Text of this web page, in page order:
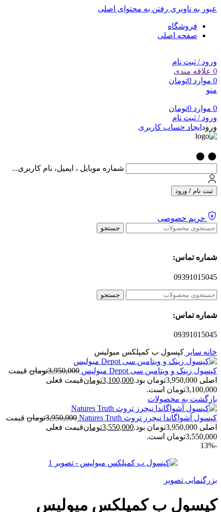
عبور به ناوبری رفتن به محتوای اصلی
فروشگاه
صفحه اصلی
ورود / ثبت نام
0 علاقه مندی
0 موارد 0تومان
منو
0 موارد 0تومان
ورود / ثبت نام
ورود ایجاد حساب کاربری
شماره موبایل ، ایمیل، نام کاربری...
ثبت نام / ورود
حریم خصوصی
جستجو
شماره تماس:
09391015045
جستجو
شماره تماس:
09391015045
خانه سایر کپسول ب کمپلکس میولیس
کپسول زینک و ویتامین سی Depot میولیس 3,950,000تومان قیمت
اصلی 3,950,000تومان بود.
3,100,000تومانقیمت فعلی
3,100,000تومان است.
بازگشت به محصولات
کپسول آشواگاندا نیچرز تروث Natures Truth 3,950,000تومان قیمت
اصلی 3,950,000تومان بود.
3,550,000تومانقیمت فعلی
3,550,000تومان است.
-13%
بزرگنمایی تصویر
کپسول ب کمپلکس میولیس